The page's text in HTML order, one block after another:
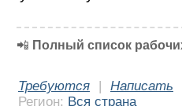
📲 Полный список
Требуются | Написать
Регион: Вся страна